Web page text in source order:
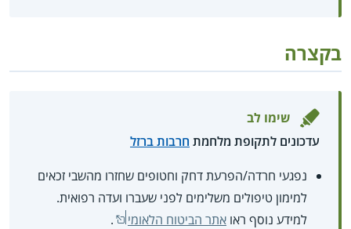
בקצרה
שימו לב
עדכונים לתקופת מלחמת חרבות ברזל
נפגעי חרדה/הפרעת דחק וחטופים שחזרו מהשבי זכאים
למימון טיפולים משלימים לפני שעברו ועדה רפואית.
למידע נוסף ראו אתר הביטוח הלאומי
.